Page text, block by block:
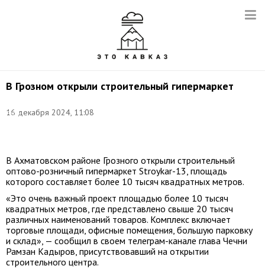
В Грозном открыли строительный гипермаркет
16 декабря 2024, 11:08
Егор
В Ахматовском районе Грозного открыли строительный
оптово-розничный гипермаркет Stroykar-13, площадь
которого составляет более 10 тысяч квадратных метров.
«Это очень важный проект площадью более 10 тысяч
квадратных метров, где представлено свыше 20 тысяч
различных наименований товаров. Комплекс включает
торговые площади, офисные помещения, большую парковку
и склад», — сообщил в своем телеграм-канале глава Чечни
Рамзан Кадыров, присутствовавший на открытии
строительного центра.